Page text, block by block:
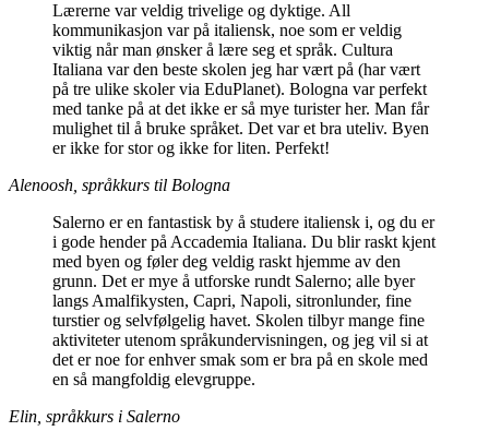
Lærerne var veldig trivelige og dyktige. All
kommunikasjon var på italiensk, noe som er veldig
viktig når man ønsker å lære seg et språk. Cultura
Italiana var den beste skolen jeg har vært på (har vært
på tre ulike skoler via EduPlanet). Bologna var perfekt
med tanke på at det ikke er så mye turister her. Man får
mulighet til å bruke språket. Det var et bra uteliv. Byen
er ikke for stor og ikke for liten. Perfekt!
Alenoosh, språkkurs til Bologna
Salerno er en fantastisk by å studere italiensk i, og du er
i gode hender på Accademia Italiana. Du blir raskt kjent
med byen og føler deg veldig raskt hjemme av den
grunn. Det er mye å utforske rundt Salerno; alle byer
langs Amalfikysten, Capri, Napoli, sitronlunder, fine
turstier og selvfølgelig havet. Skolen tilbyr mange fine
aktiviteter utenom språkundervisningen, og jeg vil si at
det er noe for enhver smak som er bra på en skole med
en så mangfoldig elevgruppe.
Elin, språkkurs i Salerno